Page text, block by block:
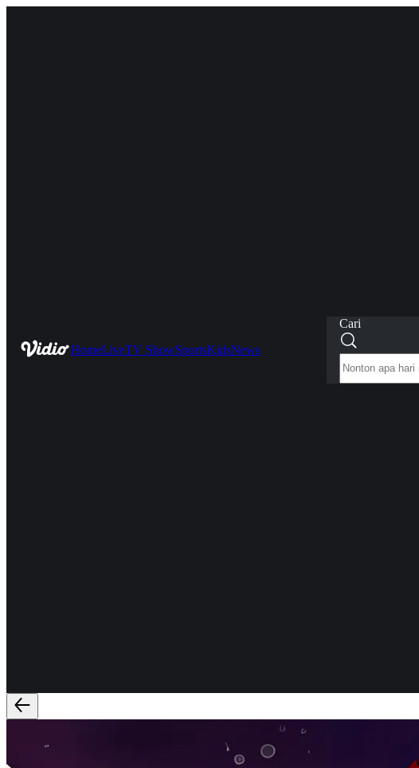
HomeLiveTV ShowSportsKidsNews
Cari